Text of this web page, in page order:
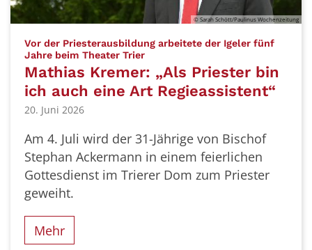
© Sarah Schött/Paulinus Wochenzeitung
Vor der Priesterausbildung arbeitete der Igeler fünf
Jahre beim Theater Trier
Mathias Kremer: „Als Priester bin
ich auch eine Art Regieassistent“
20. Juni 2026
Am 4. Juli wird der 31-Jährige von Bischof
Stephan Ackermann in einem feierlichen
Gottesdienst im Trierer Dom zum Priester
geweiht.
Mehr